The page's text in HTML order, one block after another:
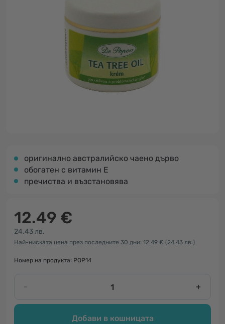
оригинално австралийско чаено дърво
обогатен с витамин Е
пречиства и възстановява
12.49 €
24.43 лв.
Най-ниската цена през последните 30 дни: 12.49 € (24.43 лв.)
Номер на продукта: POP14
- +
Добави в кошницата